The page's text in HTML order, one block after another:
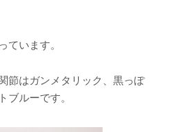
ています。
節はガンメタリック、黒っぽ
ブルーです。